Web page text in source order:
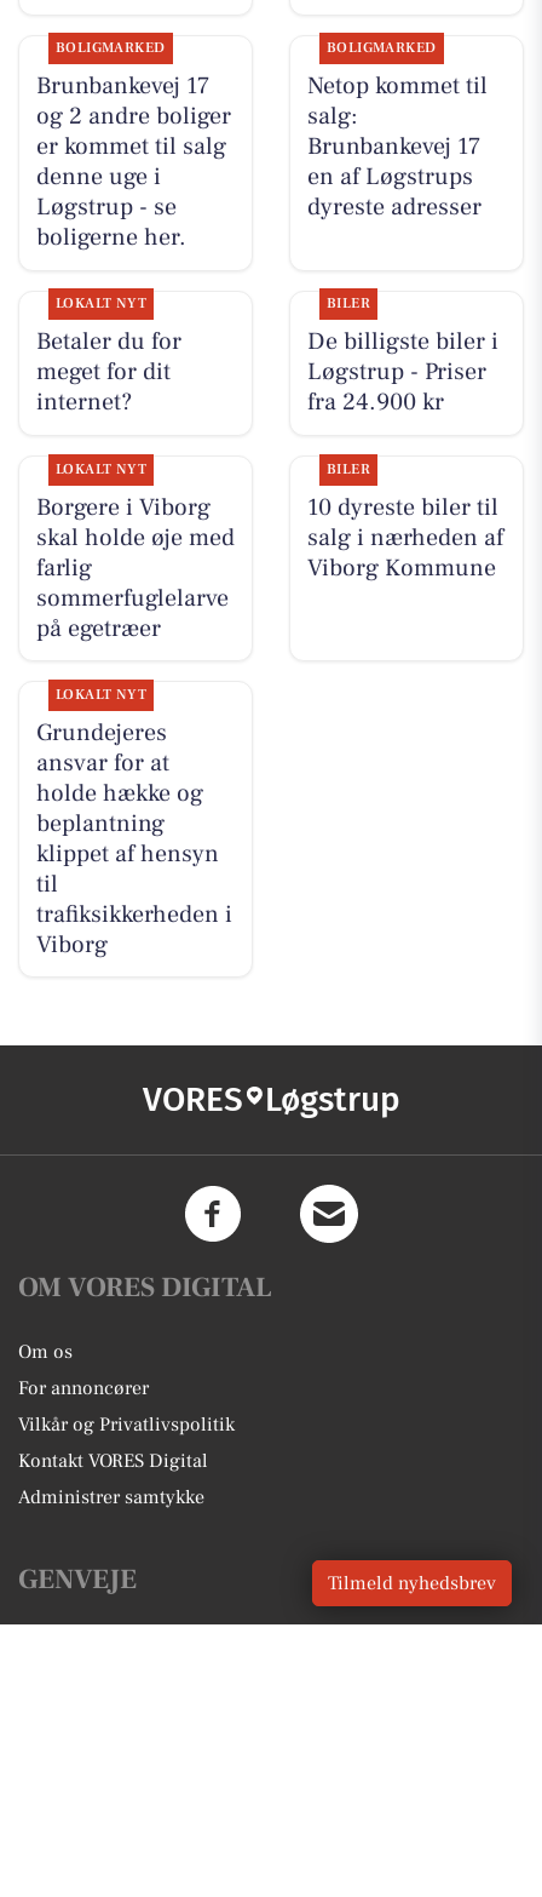
BOLIGMARKED
Brunbankevej 17
og 2 andre boliger
er kommet til salg
denne uge i
Løgstrup - se
boligerne her.
BOLIGMARKED
Netop kommet til
salg:
Brunbankevej 17
en af Løgstrups
dyreste adresser
LOKALT NYT
Betaler du for
meget for dit
internet?
BILER
De billigste biler i
Løgstrup - Priser
fra 24.900 kr
LOKALT NYT
Borgere i Viborg
skal holde øje med
farlig
sommerfuglelarve
på egetræer
BILER
10 dyreste biler til
salg i nærheden af
Viborg Kommune
LOKALT NYT
Grundejeres
ansvar for at
holde hække og
beplantning
klippet af hensyn
til
trafiksikkerheden i
Viborg
VORES Løgstrup
OM VORES DIGITAL
Om os
For annoncører
Vilkår og Privatlivspolitik
Kontakt VORES Digital
Administrer samtykke
GENVEJE Tilmeld nyhedsbrev